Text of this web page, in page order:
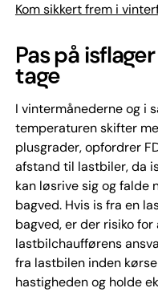
Kom sikkert frem i
Pas på
tage
I vintermånederne og i
temperaturen skifter
plusgrader, opfordrer
afstand til lastbiler, da
kan løsrive sig og falde
bagved. Hvis is fra en
bagved, er der risiko
lastbilchaufførens
fra lastbilen inden
hastigheden og holde